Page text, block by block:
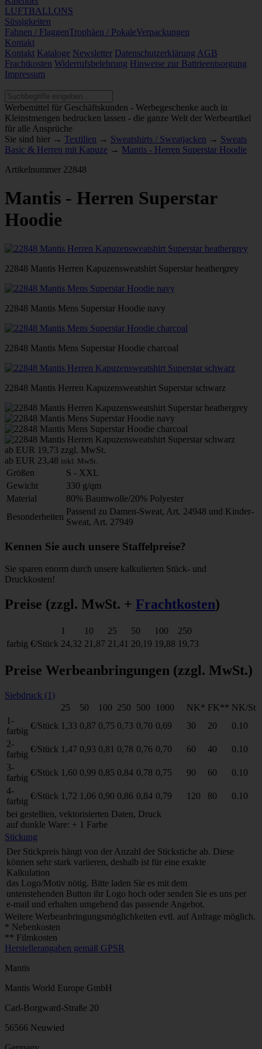
LUFTBALLONS
Süssigkeiten
Fahnen / FlaggenTrophäen / PokaleVerpackungen
Kontakt
Kontakt Kataloge Newsletter Datenschutzerklärung AGB
Frachtkosten Widerrufsbelehrung Hinweise zur Battrieentsorgung
Impressum
Werbemittel für Geschäftskunden - Werbegeschenke auch in
Kleinstmengen bedrucken lassen - die ganze Welt der Werbeartikel
für alle Ansprüche
Sie sind hier → Textilien → Sweatshirts / Sweatjacken → Sweats
Basic & Herren mit Kapuze → Mantis - Herren Superstar Hoodie
Artikelnummer 22848
Mantis - Herren Superstar
Hoodie
22848 Mantis Herren Kapuzensweatshirt Superstar heathergrey
22848 Mantis Mens Superstar Hoodie navy
22848 Mantis Mens Superstar Hoodie charcoal
22848 Mantis Herren Kapuzensweatshirt Superstar schwarz
ab EUR 19,73 zzgl. MwSt.
ab EUR 23,48 inkl. MwSt.
Größen
S - XXL
Gewicht
330 g/qm
Material
80% Baumwolle/20% Polyester
Besonderheiten
Passend zu Damen-Sweat, Art. 24948 und Kinder-
Sweat, Art. 27949
Kennen Sie auch unsere Staffelpreise?
Sie sparen enorm durch unsere kalkulierten Stück- und
Druckkosten!
Preise (zzgl. MwSt. + Frachtkosten)
1 10 25 50 100
250
farbig €/Stück 24,32 21,87 21,41 20,19 19,88 19,73
Preise Werbeanbringungen (zzgl. MwSt.)
Siebdruck (1)
25
50 100 250 500 1000 NK* FK** NK/St
1-
farbig
€/Stück 1,33 0,87 0,75 0,73 0,70 0,69 30 20
0.10
2-
farbig
€/Stück 1,47 0,93 0,81 0,78 0,76 0,70 60 40
0.10
3-
farbig
€/Stück 1,60 0,99 0,85 0,84 0,78 0,75 90 60
0.10
4-
farbig
€/Stück 1,72 1,06 0,90 0,86 0,84 0,79 120 80
0.10
bei gestellten, vektorisierten Daten, Druck
auf dunkle Ware: + 1 Farbe
Stickung
Der Stickpreis hängt von der Anzahl der Stickstiche ab. Diese
können sehr stark variieren, deshalb ist für eine exakte
Kalkulation
das Logo/Motiv nötig. Bitte laden Sie es mit dem
untenstehenden Button ihr Logo hoch oder senden Sie es uns per
e-mail und erhalten umgehend das passende Angebot.
Weitere Werbeanbringungsmöglichkeiten evtl. auf Anfrage möglich.
* Nebenkosten
** Filmkosten
Herstellerangaben gemäß GPSR
Mantis
Mantis World Europe GmbH
Carl-Borgward-Straße 20
56566 Neuwied